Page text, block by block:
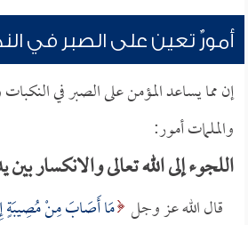
أمورٌ تعين على الصبر في
إن مما يساعد المؤمن على الصبر في
والملمات أمور:
اللجوء إلى الله تعالى والانكسار بين
قال الله عز وجل مَا أَصَابَ مِنْ مُصِيبَةٍ